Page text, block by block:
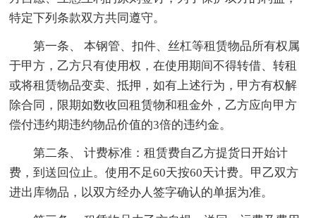
特定下列条款双方共同遵守。
第一条、 本钢管、扣件、丝杠等租赁物品所有权属
于甲方，乙方只有使用权，在使用期间不得转借、转租
或将租赁物品变卖、抵押，如有上述行为，甲方有权解
除合同，限期如数收回租赁物和租金外，乙方应向甲方
偿付违约期违约物品价值的3倍的违约金。
第二条、 计费标准：租赁费自乙方提货日开始计
费，到送回位止。使用不足60天按60天计费。甲乙双方
进出库物品，以双方经办人签字确认的单据为准。